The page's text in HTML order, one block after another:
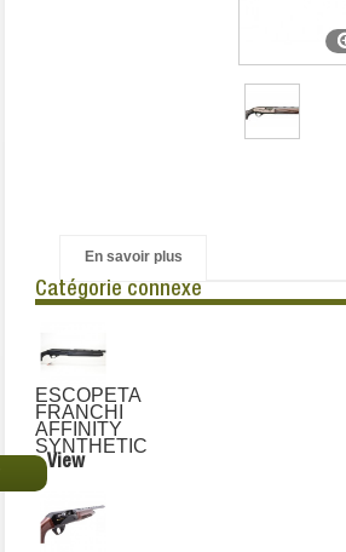
En savoir plus
Catégorie connexe
ESCOPETA
FRANCHI
AFFINITY
SYNTHETIC
View